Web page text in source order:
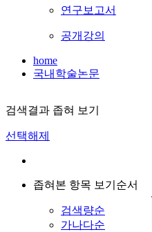
연구보고서
공개강의
home
국내학술논문
검색결과 좁혀 보기
선택해제
좁혀본 항목 보기순서
검색량순
가나다순